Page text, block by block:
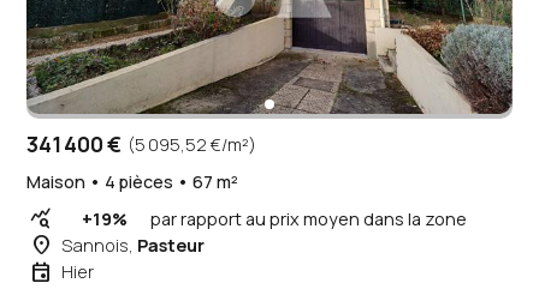
341 400 € (5 095,52 €/m²)
Maison • 4 pièces • 67 m²
query_stats +19% par rapport au prix moyen dans la zone
place Sannois, Pasteur
event Hier